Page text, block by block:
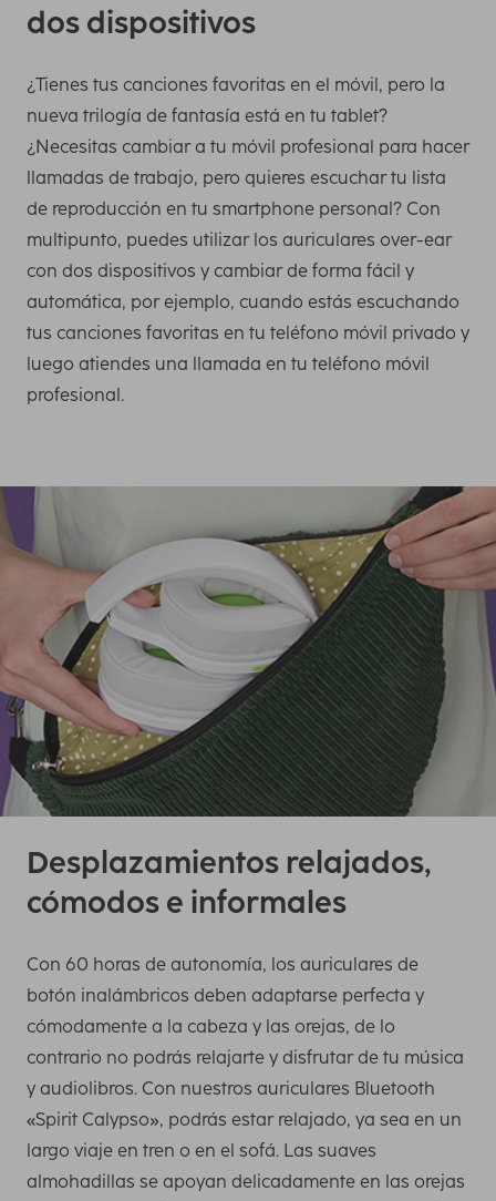
dos dispositivos
¿Tienes tus canciones favoritas en el móvil, pero la
nueva trilogía de fantasía está en tu tablet?
¿Necesitas cambiar a tu móvil profesional para hacer
llamadas de trabajo, pero quieres escuchar tu lista
de reproducción en tu smartphone personal? Con
multipunto, puedes utilizar los auriculares over-ear
con dos dispositivos y cambiar de forma fácil y
automática, por ejemplo, cuando estás escuchando
tus canciones favoritas en tu teléfono móvil privado y
luego atiendes una llamada en tu teléfono móvil
profesional.
Desplazamientos relajados,
cómodos e informales
Con 60 horas de autonomía, los auriculares de
botón inalámbricos deben adaptarse perfecta y
cómodamente a la cabeza y las orejas, de lo
contrario no podrás relajarte y disfrutar de tu música
y audiolibros. Con nuestros auriculares Bluetooth
«Spirit Calypso», podrás estar relajado, ya sea en un
largo viaje en tren o en el sofá. Las suaves
almohadillas se apoyan delicadamente en las orejas